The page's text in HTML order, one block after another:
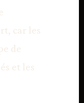
car les
de
et les